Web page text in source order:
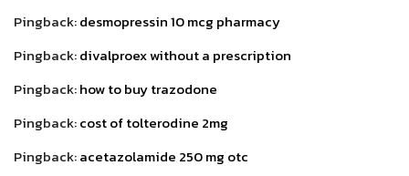
Pingback:desmopressin 10 mcg pharmacy
Pingback:divalproex without a prescription
Pingback:how to buy trazodone
Pingback:cost of tolterodine 2mg
Pingback:acetazolamide 250 mg otc